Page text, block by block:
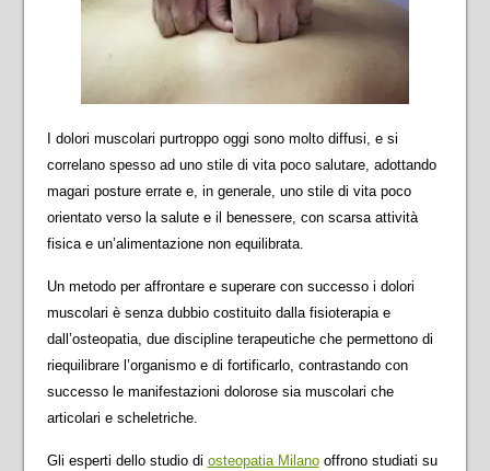
I dolori muscolari purtroppo oggi sono molto diffusi, e si
correlano spesso ad uno stile di vita poco salutare, adottando
magari posture errate e, in generale, uno stile di vita poco
orientato verso la salute e il benessere, con scarsa attività
fisica e un’alimentazione non equilibrata.
Un metodo per affrontare e superare con successo i dolori
muscolari è senza dubbio costituito dalla fisioterapia e
dall’osteopatia, due discipline terapeutiche che permettono di
riequilibrare l’organismo e di fortificarlo, contrastando con
successo le manifestazioni dolorose sia muscolari che
articolari e scheletriche.
Gli esperti dello studio di osteopatia Milanooffrono studiati su